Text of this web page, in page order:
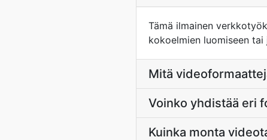
Tämä ilmainen
kokoelmien luomiseen
Mitä
Voinko yhdistää eri
Kuinka monta